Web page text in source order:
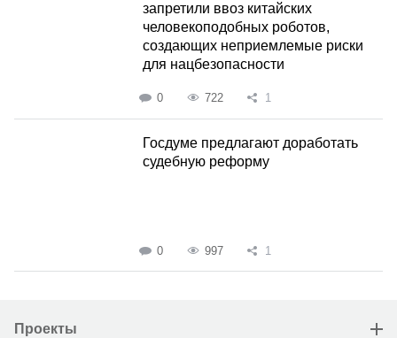
запретили ввоз китайских
человекоподобных роботов,
создающих неприемлемые риски
для нацбезопасности
0 722 1
Госдуме предлагают доработать
судебную реформу
0 997 1
Проекты